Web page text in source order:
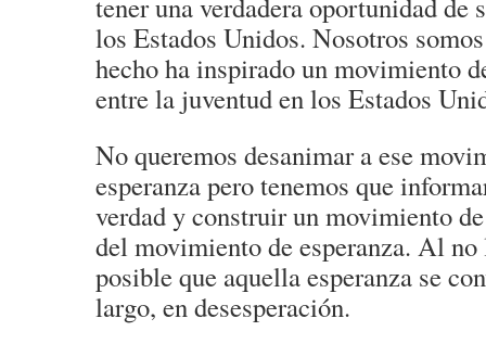
los Estados Unidos. Nosotros
hecho ha inspirado un movimiento
entre la juventud en los Estados
No queremos desanimar a ese
esperanza pero tenemos que
verdad y construir un movimiento
del movimiento de esperanza. Al no
posible que aquella esperanza se
largo, en desesperación.